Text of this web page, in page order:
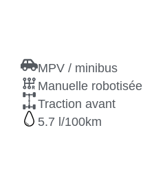
MPV / minibus
Manuelle robotisée
Traction avant
5.7